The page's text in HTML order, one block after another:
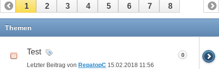
1 2 3 4 5 6 7 8
Themen
Test
Letzter Beitrag von RepatopC 15.02.2018 11:56
0